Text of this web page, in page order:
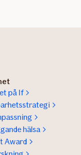
på If
hälsa
Award